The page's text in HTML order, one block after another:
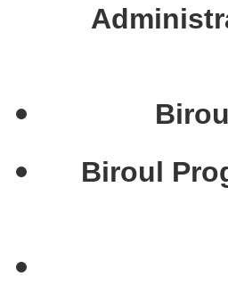
Biroul